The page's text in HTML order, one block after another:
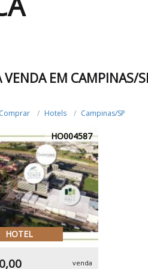
VENDA EM CAMPINAS/
Comprar Hotels Campinas/SP
HO004587
HOTEL
venda